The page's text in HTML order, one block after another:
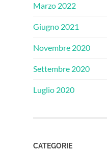
Marzo 2022
Giugno 2021
Novembre 2020
Settembre 2020
Luglio 2020
CATEGORIE